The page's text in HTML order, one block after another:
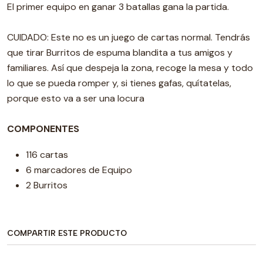
El primer equipo en ganar 3 batallas gana la partida.
CUIDADO: Este no es un juego de cartas normal. Tendrás
que tirar Burritos de espuma blandita a tus amigos y
familiares. Así que despeja la zona, recoge la mesa y todo
lo que se pueda romper y, si tienes gafas, quítatelas,
porque esto va a ser una locura
COMPONENTES
116 cartas
6 marcadores de Equipo
2 Burritos
COMPARTIR ESTE PRODUCTO